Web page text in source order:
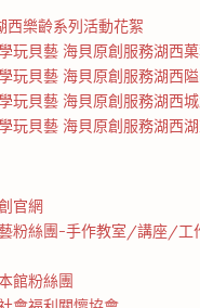
西樂齡系列活動花絮
玩貝藝 海貝原創服務湖西
玩貝藝 海貝原創服務湖西
玩貝藝 海貝原創服務湖西
玩貝藝 海貝原創服務湖西
官網
粉絲團-手作教室/講座/工
館粉絲團